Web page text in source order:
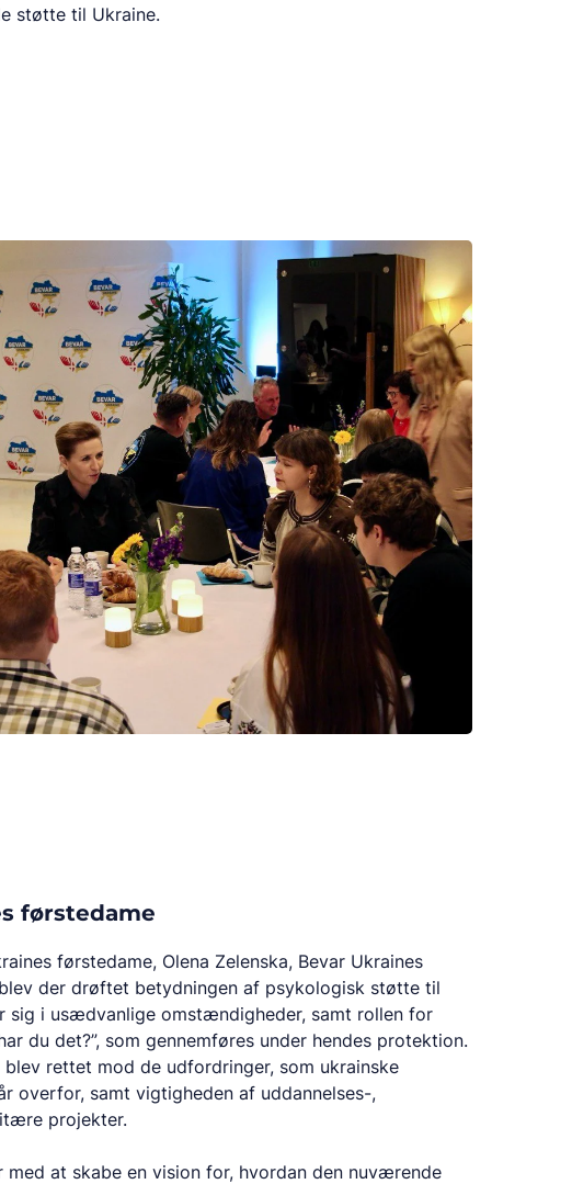
støtte til Ukraine.
førstedame
førstedame, Olena Zelenska, Bevar Ukraines
der drøftet betydningen af psykologisk støtte til
sig i usædvanlige omstændigheder, samt rollen for
du det?”, som gennemføres under hendes protektion.
rettet mod de udfordringer, som ukrainske
overfor, samt vigtigheden af uddannelses-,
projekter.
med at skabe en vision for, hvordan den nuværende